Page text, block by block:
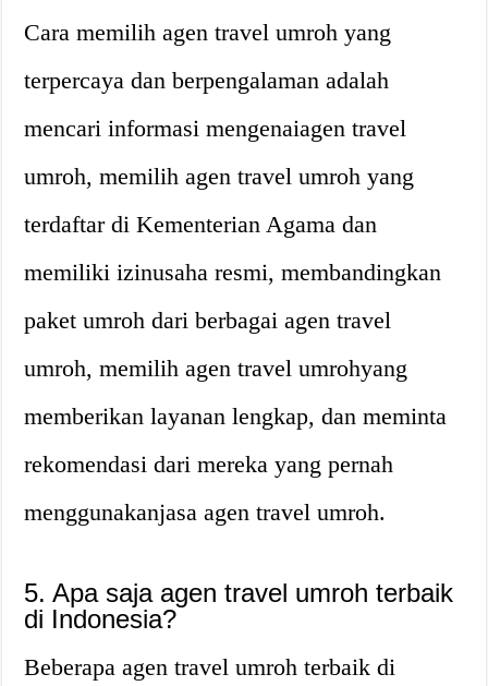
Cara memilih agen travel umroh yang
terpercaya dan berpengalaman adalah
mencari informasi mengenaiagen travel
umroh, memilih agen travel umroh yang
terdaftar di Kementerian Agama dan
memiliki izinusaha resmi, membandingkan
paket umroh dari berbagai agen travel
umroh, memilih agen travel umrohyang
memberikan layanan lengkap, dan meminta
rekomendasi dari mereka yang pernah
menggunakanjasa agen travel umroh.
5. Apa saja agen travel umroh terbaik
di Indonesia?
Beberapa agen travel umroh terbaik di